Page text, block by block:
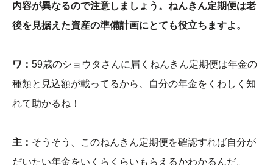
内容が異なるので注意しましょう。ねんきん定期便は老
後を見据えた資産の準備計画にとても役立ちますよ。
ワ： 59歳のショウタさんに届くねんきん定期便は年金の
種類と見込額が載ってるから、自分の年金をくわしく知
れて助かるね！
主： そうそう、このねんきん定期便を確認すれば自分が
だいたい年金をいくらくらいもらえるかわかるんだ。